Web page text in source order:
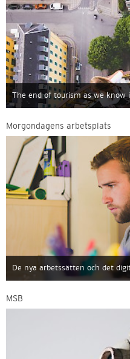
The end of tourism as we know
Morgondagens arbetsplats
De nya arbetssätten och det
MSB